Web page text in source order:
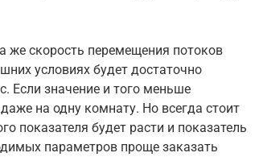
же скорость перемещения потоков
условиях будет достаточно
Если значение и того меньше
на одну комнату. Но всегда стоит
показателя будет расти и показатель
параметров проще заказать